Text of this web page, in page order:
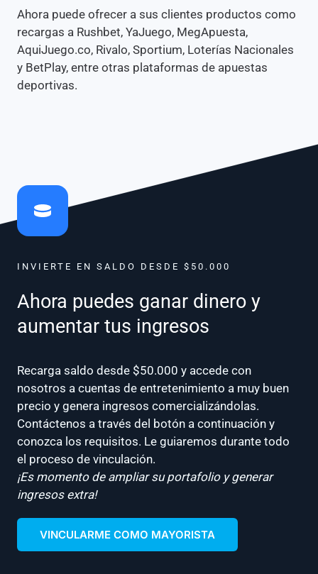
Ahora puede ofrecer a sus clientes productos como
recargas a Rushbet, YaJuego, MegApuesta,
AquiJuego.co, Rivalo, Sportium, Loterías Nacionales
y BetPlay, entre otras plataformas de apuestas
deportivas.
INVIERTE EN SALDO DESDE $50.000
Ahora puedes ganar dinero y
aumentar tus ingresos
Recarga saldo desde $50.000 y accede con
nosotros a cuentas de entretenimiento a muy buen
precio y genera ingresos comercializándolas.
Contáctenos a través del botón a continuación y
conozca los requisitos. Le guiaremos durante todo
el proceso de vinculación.
¡Es momento de ampliar su portafolio y generar
ingresos extra!
VINCULARME COMO MAYORISTA